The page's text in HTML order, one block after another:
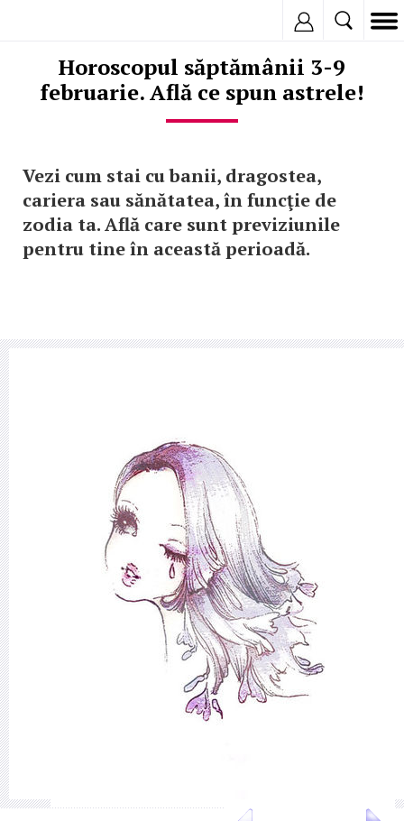
Horoscopul săptămânii 3-9
februarie. Află ce spun astrele!
Vezi cum stai cu banii, dragostea,
cariera sau sănătatea, în funcţie de
zodia ta. Află care sunt previziunile
pentru tine în această perioadă.